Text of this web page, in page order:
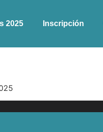
2025 Inscripción